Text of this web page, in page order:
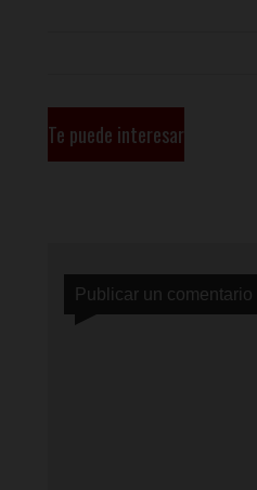
Te puede interesar
Publicar un comentario